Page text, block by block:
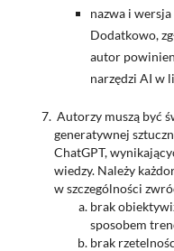
nazwa i
Dodatkowo,
autor
narzędzi AI w
Autorzy muszą być
generatywnej
ChatGPT,
wiedzy. Należy
w szczególności
brak
sposobem
brak